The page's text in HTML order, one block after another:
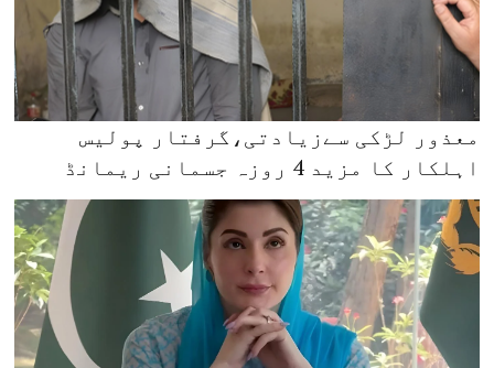
معذور لڑکی سےزیادتی،گرفتار پولیس
اہلکار کا مزید 4 روزہ جسمانی ریمانڈ